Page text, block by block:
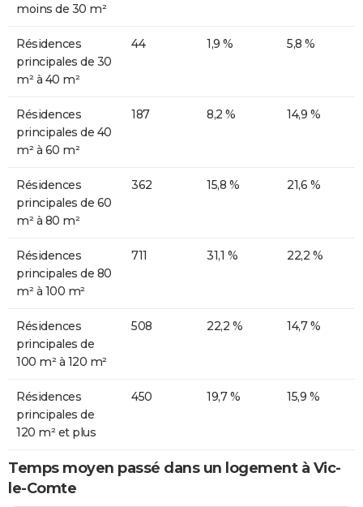
moins de 30 m²
Résidences
principales de 30
m² à 40 m²
44 1,9 % 5,8 %
Résidences
principales de 40
m² à 60 m²
187 8,2 % 14,9 %
Résidences
principales de 60
m² à 80 m²
362 15,8 % 21,6 %
Résidences
principales de 80
m² à 100 m²
711 31,1 % 22,2 %
Résidences
principales de
100 m² à 120 m²
508 22,2 % 14,7 %
Résidences
principales de
120 m² et plus
450 19,7 % 15,9 %
Temps moyen passé dans un logement à Vic-
le-Comte